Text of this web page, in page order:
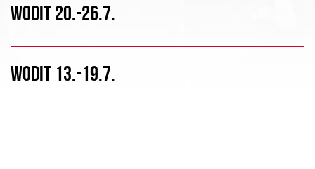
WODIT 20.-26.7.
WODIT 13.-19.7.